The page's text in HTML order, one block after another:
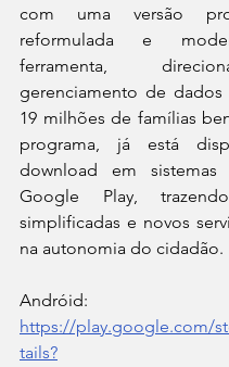
com uma versão
reformulada e
ferramenta,
gerenciamento de dados
19 milhões de famílias
programa, já está
download em
Google Play,
simplificadas e novos
na autonomia do cidadão.
Andróid:
https://play.google.com/
tails?